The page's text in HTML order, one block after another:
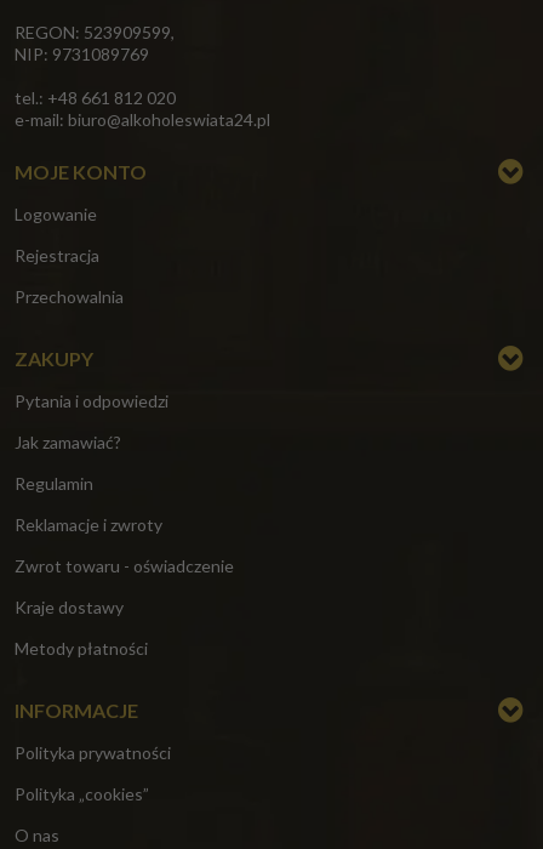
REGON: 523909599,
NIP: 9731089769
tel.: +48 661 812 020
e-mail: biuro@alkoholeswiata24.pl
MOJE KONTO
Logowanie
Rejestracja
Przechowalnia
ZAKUPY
Pytania i odpowiedzi
Jak zamawiać?
Regulamin
Reklamacje i zwroty
Zwrot towaru - oświadczenie
Kraje dostawy
Metody płatności
INFORMACJE
Polityka prywatności
Polityka „cookies”
O nas